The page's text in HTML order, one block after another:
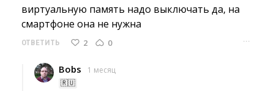
виртуальную память надо выключать да, на
смартфоне она не нужна
ОТВЕТИТЬ 2 0 ···
Bobs
1 месяц
🇷🇺